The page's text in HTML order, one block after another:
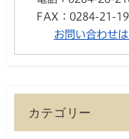
FAX： 0284-21-
お問い合わせ
カテゴリー